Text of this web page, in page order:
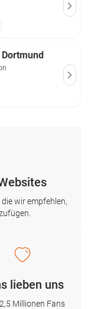
wir empfehlen,
lieben uns
Millionen Fans